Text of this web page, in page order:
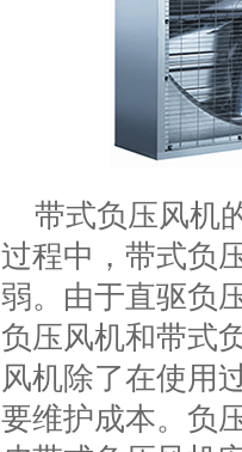
带式负压风机
过程中，带式负
弱。由于直驱负
负压风机和带式
风机除了在使用
要维护成本。负